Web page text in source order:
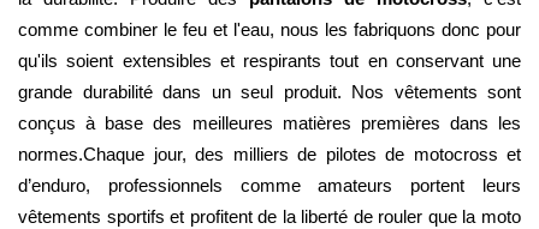
comme combiner le feu et l'eau, nous les fabriquons donc pour
qu'ils soient extensibles et respirants tout en conservant une
grande durabilité dans un seul produit. Nos vêtements sont
conçus à base des meilleures matières premières dans les
normes.Chaque jour, des milliers de pilotes de motocross et
d’enduro, professionnels comme amateurs portent leurs
vêtements sportifs et profitent de la liberté de rouler que la moto